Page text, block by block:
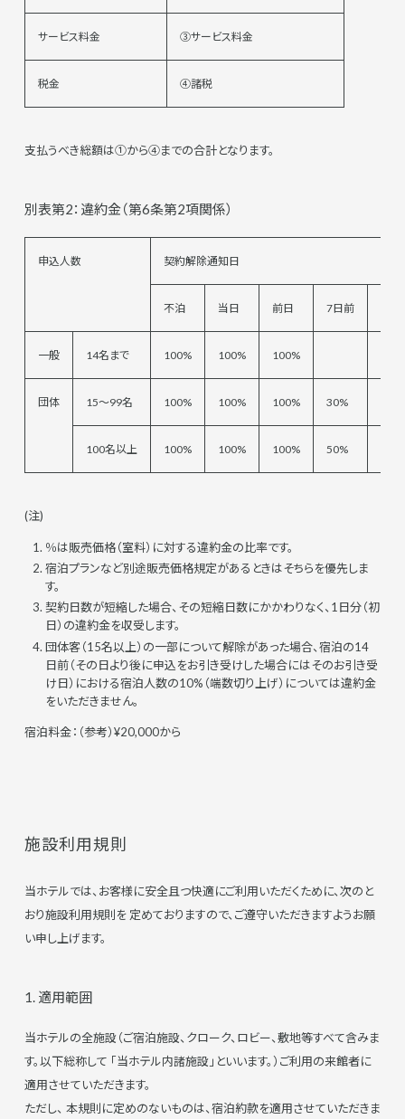
サービス料金 ③サービス料金
税金 ④諸税
支払うべき総額は①から④までの合計となります。
別表第2：違約金（第6条第2項関係）
申込人数 契約解除通知日
不泊 当日 前日 7日前
一般 14名まで 100% 100% 100%
団体 15～99名 100% 100% 100% 30%
100名以上 100% 100% 100% 50%
(注)
％は販売価格（室料）に対する違約金の比率です。
宿泊プランなど別途販売価格規定があるときはそちらを優先しま
す。
契約日数が短縮した場合、その短縮日数にかかわりなく、1日分（初
日）の違約金を収受します。
団体客（15名以上）の一部について解除があった場合、宿泊の14
日前（その日より後に申込をお引き受けした場合にはそのお引き受
け日）における宿泊人数の10%（端数切り上げ）については違約金
をいただきません。
宿泊料金：（参考）¥20,000から
施設利用規則
当ホテルでは、お客様に安全且つ快適にご利用いただくために、次のと
おり施設利用規則を 定めておりますので、ご遵守いただきますようお願
い申し上げます。
1. 適用範囲
当ホテルの全施設（ご宿泊施設、クローク、ロビー、敷地等すべて含みま
す。以下総称して 「当ホテル内諸施設」といいます。）ご利用の来館者に
適用させていただきます。
ただし、 本規則に定めのないものは、宿泊約款を適用させていただきま